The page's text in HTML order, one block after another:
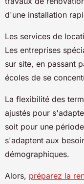
d'une installation
Les services de
Les entreprises
sur site, en passant
écoles de se
La flexibilité des
ajustés pour
soit pour une
s'adaptent aux
démographiques.
Alors, préparez la